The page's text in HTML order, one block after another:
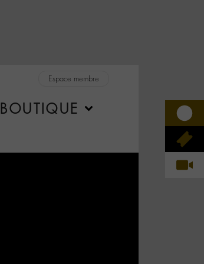
Espace membre
BOUTIQUE